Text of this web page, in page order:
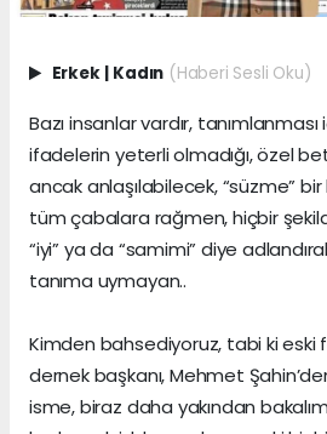
Erkek | Kadın (Haberi Sesli Oku)
Bazı insanlar vardır,
ifadelerin yeterli olmadığı, özel
ancak anlaşılabilecek, “süzme”
tüm çabalara rağmen, hiçbir
“iyi” ya da “samimi” diye
tanıma uymayan..
Kimden bahsediyoruz, tabi ki eski
dernek başkanı, Mehmet
isme, biraz daha yakından